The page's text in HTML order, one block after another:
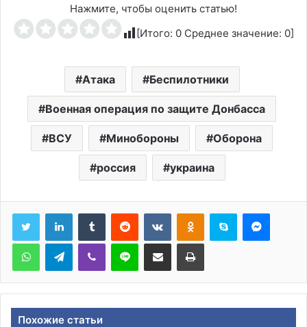
Нажмите, чтобы оценить статью!
[Итого: 0 Среднее значение: 0]
Атака Беспилотники
Военная операция по защите Донбасса
ВСУ Минобороны Оборона
россия украина
Tumblr Reddit ВконтактеОдноклассники
Skype
WhatsAppTelegramViber Line Поделиться через электронную почту Печатать
Похожие статьи